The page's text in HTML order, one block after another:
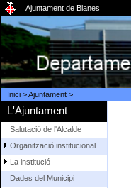
Ajuntament de Blanes
Inici>Ajuntament>
L'Ajuntament
Salutació de l'Alcalde
Organització institucional
La institució
Dades del Municipi